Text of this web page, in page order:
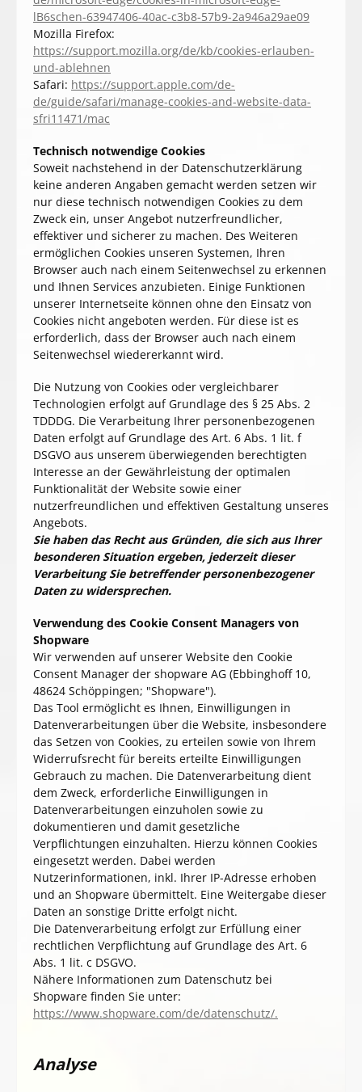
lB6schen-63947406-40ac-c3b8-57b9-2a946a29ae09
Mozilla Firefox:
https://support.mozilla.org/de/kb/cookies-erlauben-
und-ablehnen
Safari: https://support.apple.com/de-
de/guide/safari/manage-cookies-and-website-data-
sfri11471/mac
Technisch notwendige Cookies
Soweit nachstehend in der Datenschutzerklärung
keine anderen Angaben gemacht werden setzen wir
nur diese technisch notwendigen Cookies zu dem
Zweck ein, unser Angebot nutzerfreundlicher,
effektiver und sicherer zu machen. Des Weiteren
ermöglichen Cookies unseren Systemen, Ihren
Browser auch nach einem Seitenwechsel zu erkennen
und Ihnen Services anzubieten. Einige Funktionen
unserer Internetseite können ohne den Einsatz von
Cookies nicht angeboten werden. Für diese ist es
erforderlich, dass der Browser auch nach einem
Seitenwechsel wiedererkannt wird.
Die Nutzung von Cookies oder vergleichbarer
Technologien erfolgt auf Grundlage des § 25 Abs. 2
TDDDG. Die Verarbeitung Ihrer personenbezogenen
Daten erfolgt auf Grundlage des Art. 6 Abs. 1 lit. f
DSGVO aus unserem überwiegenden berechtigten
Interesse an der Gewährleistung der optimalen
Funktionalität der Website sowie einer
nutzerfreundlichen und effektiven Gestaltung unseres
Angebots.
Sie haben das Recht aus Gründen, die sich aus Ihrer
besonderen Situation ergeben, jederzeit dieser
Verarbeitung Sie betreffender personenbezogener
Daten zu widersprechen.
Verwendung des Cookie Consent Managers von
Shopware
Wir verwenden auf unserer Website den Cookie
Consent Manager der shopware AG (Ebbinghoff 10,
48624 Schöppingen; "Shopware").
Das Tool ermöglicht es Ihnen, Einwilligungen in
Datenverarbeitungen über die Website, insbesondere
das Setzen von Cookies, zu erteilen sowie von Ihrem
Widerrufsrecht für bereits erteilte Einwilligungen
Gebrauch zu machen. Die Datenverarbeitung dient
dem Zweck, erforderliche Einwilligungen in
Datenverarbeitungen einzuholen sowie zu
dokumentieren und damit gesetzliche
Verpflichtungen einzuhalten. Hierzu können Cookies
eingesetzt werden. Dabei werden
Nutzerinformationen, inkl. Ihrer IP-Adresse erhoben
und an Shopware übermittelt. Eine Weitergabe dieser
Daten an sonstige Dritte erfolgt nicht.
Die Datenverarbeitung erfolgt zur Erfüllung einer
rechtlichen Verpflichtung auf Grundlage des Art. 6
Abs. 1 lit. c DSGVO.
Nähere Informationen zum Datenschutz bei
Shopware finden Sie unter:
https://www.shopware.com/de/datenschutz/.
Analyse